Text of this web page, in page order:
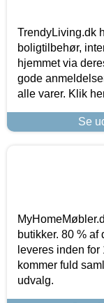
TrendyLiving.dk
boligtilbehør,
hjemmet via
gode
alle varer. Klik
Se
butikker. 80 %
leveres inden
kommer fuld
udvalg.